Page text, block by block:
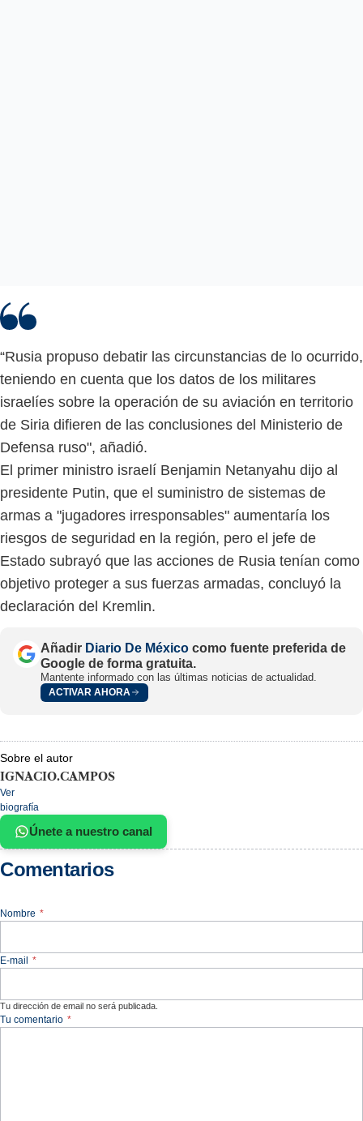
“Rusia propuso debatir las circunstancias de lo ocurrido,
teniendo en cuenta que los datos de los militares
israelíes sobre la operación de su aviación en territorio
de Siria difieren de las conclusiones del Ministerio de
Defensa ruso", añadió.
El primer ministro israelí Benjamin Netanyahu dijo al
presidente Putin, que el suministro de sistemas de
armas a "jugadores irresponsables" aumentaría los
riesgos de seguridad en la región, pero el jefe de
Estado subrayó que las acciones de Rusia tenían como
objetivo proteger a sus fuerzas armadas, concluyó la
declaración del Kremlin.
Añadir Diario De México como fuente preferida de
Google de forma gratuita.
Mantente informado con las últimas noticias de actualidad.
ACTIVAR AHORA
Sobre el autor
IGNACIO.CAMPOS
Ver
biografía
Únete a nuestro canal
Comentarios
Nombre *
E-mail *
Tu dirección de email no será publicada.
Tu comentario *